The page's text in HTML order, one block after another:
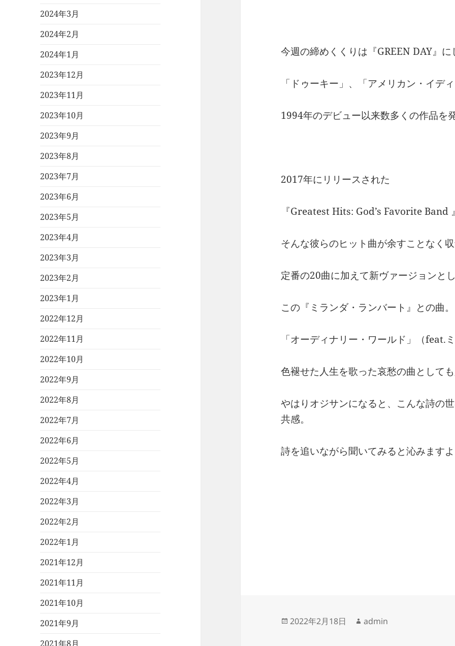
2024年3月
2024年2月
2024年1月
2023年12月
2023年11月
2023年10月
2023年9月
2023年8月
2023年7月
2023年6月
2023年5月
2023年4月
2023年3月
2023年2月
2023年1月
2022年12月
2022年11月
2022年10月
2022年9月
2022年8月
2022年7月
2022年6月
2022年5月
2022年4月
2022年3月
2022年2月
2022年1月
2021年12月
2021年11月
2021年10月
2021年9月
2021年8月
今週の締めくくりは『GREEN DAY』
「ドゥーキー」、「アメリカン・イデ
1994年のデビュー以来数多くの作品を
2017年にリリースされた
『Greatest Hits: God’s Favorite Band
そんな彼らのヒット曲が余すことなく
定番の20曲に加えて新ヴァージョンと
この『ミランダ・ランバート』との曲。
「オーディナリー・ワールド」（feat.
色褪せた人生を歌った哀愁の曲として
やはりオジサンになると、こんな詩の
共感。
詩を追いながら聞いてみると沁みます
投
2022年2月18日
作
admin